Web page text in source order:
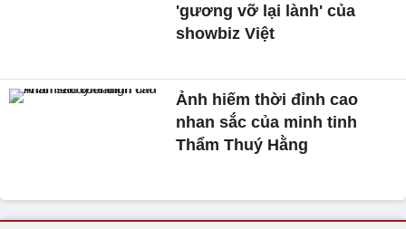
'gương vỡ lại lành' của
showbiz Việt
Ảnh hiếm thời đỉnh cao
nhan sắc của minh tinh
Thẩm Thuý Hằng